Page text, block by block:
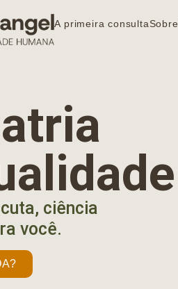
A primeira consultaSobre
ciência
você.